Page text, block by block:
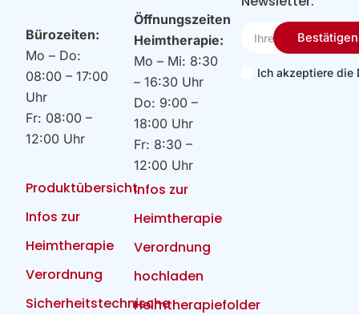
Bürozeiten:
Mo – Do:
08:00 – 17:00
Uhr
Fr: 08:00 –
12:00 Uhr
Produktübersicht
Infos zur
Heimtherapie
Verordnung
Sicherheitstechnische
Öffnungszeiten
Heimtherapie:
Mo – Mi: 8:30
– 16:30 Uhr
Do: 9:00 –
18:00 Uhr
Fr: 8:30 –
12:00 Uhr
Infos zur
Heimtherapie
Verordnung
hochladen
Heimtherapiefolder
Email
Ich akzeptiere die
Bestätigen